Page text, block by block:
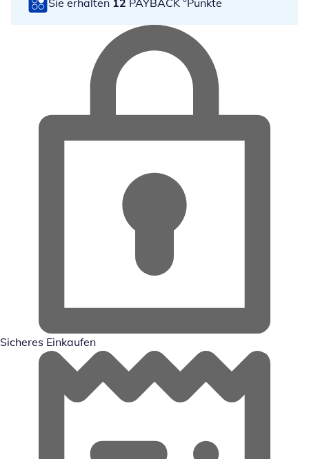
Sie erhalten 12 PAYBACK °Punkte
Sicheres Einkaufen